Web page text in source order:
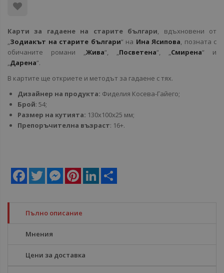
Карти за гадаене на старите българи, вдъхновени от
„Зодиакът на старите българи“ на Ина Ясипова, позната с
обичаните романи „Жива“, „Посветена“, „Смирена“ и
„Дарена“.
В картите ще откриете и методът за гадаене с тях.
Дизайнер на продукта: Фиделия Косева-Гайего;
Брой: 54;
Размер на кутията: 130x100x25 мм;
Препоръчителна възраст: 16+.
Facebook
Twitter MessengerPinterestLinkedIn
Пълно описание
Мнения
Цени за доставка